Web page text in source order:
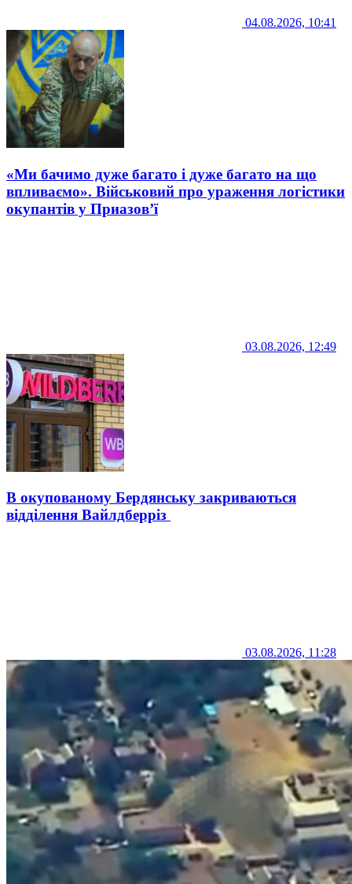
04.08.2026, 10:41
«Ми бачимо дуже багато і дуже багато на що
впливаємо». Військовий про ураження логістики
окупантів у Приазов’ї
03.08.2026, 12:49
В окупованому Бердянську закриваються
відділення Вайлдберріз
03.08.2026, 11:28